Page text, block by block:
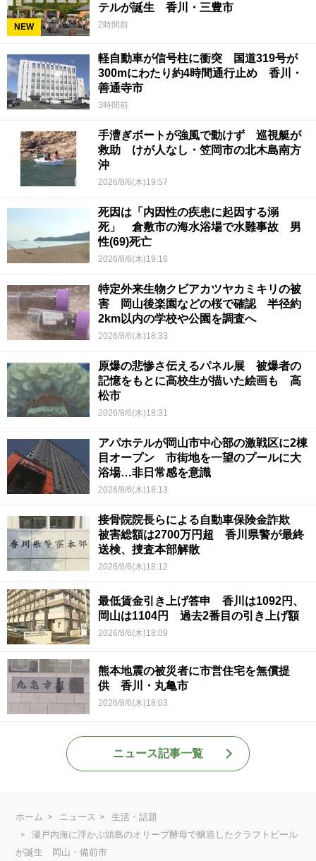
NEW
テルが誕生 香川・三豊市
2時間前
軽自動車が信号柱に衝突 国道319号が
300mにわたり約4時間通行止め 香川・
善通寺市
3時間前
手漕ぎボートが強風で動けず 巡視艇が
救助 けが人なし・笠岡市の北木島南方
沖
2026/8/6(木)19:57
死因は「内因性の疾患に起因する溺
死」 倉敷市の海水浴場で水難事故 男
性(69)死亡
2026/8/6(木)19:16
特定外来生物クビアカツヤカミキリの被
害 岡山後楽園などの桜で確認 半径約
2km以内の学校や公園を調査へ
2026/8/6(木)18:33
原爆の悲惨さ伝えるパネル展 被爆者の
記憶をもとに高校生が描いた絵画も 高
松市
2026/8/6(木)18:31
アパホテルが岡山市中心部の激戦区に2棟
目オープン 市街地を一望のプールに大
浴場…非日常感を意識
2026/8/6(木)18:13
接骨院院長らによる自動車保険金詐欺
被害総額は2700万円超 香川県警が最終
送検、捜査本部解散
2026/8/6(木)18:12
最低賃金引き上げ答申 香川は1092円、
岡山は1104円 過去2番目の引き上げ額
2026/8/6(木)18:09
熊本地震の被災者に市営住宅を無償提
供 香川・丸亀市
2026/8/6(木)18:03
ニュース記事一覧
ホーム ニュース
生活・話題
瀬戸内海に浮かぶ頭島のオリーブ酵母で醸造したクラフトビール
が誕生 岡山・備前市